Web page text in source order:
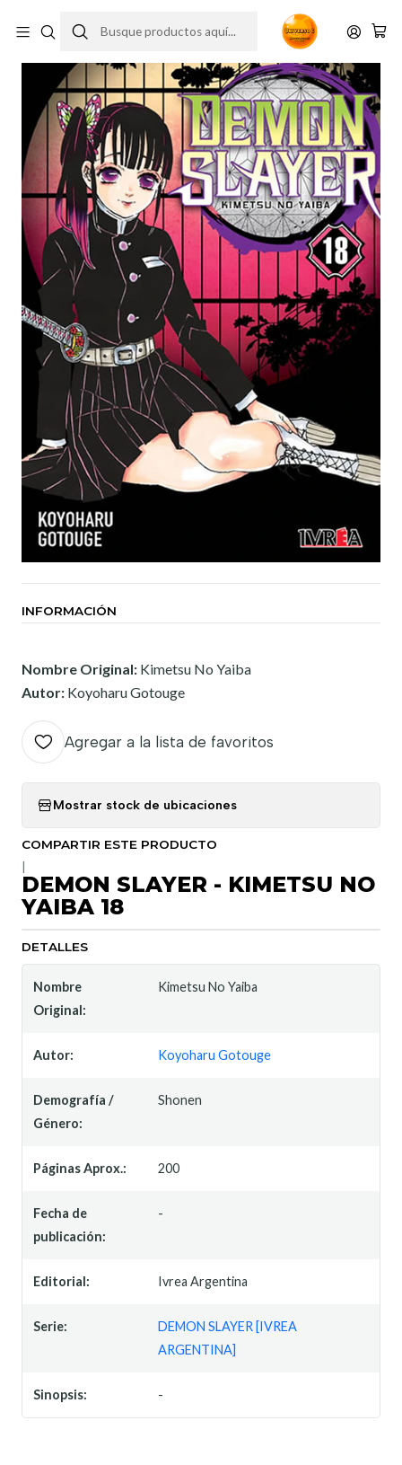
INFORMACIÓN
Nombre Original: Kimetsu No Yaiba
Autor: Koyoharu Gotouge
Agregar a la lista de favoritos
Mostrar stock de ubicaciones
COMPARTIR ESTE PRODUCTO
DEMON SLAYER - KIMETSU NO
YAIBA 18
DETALLES
Nombre
Original:
Kimetsu No Yaiba
Autor: Koyoharu Gotouge
Demografía /
Género:
Shonen
Páginas Aprox.: 200
Fecha de
publicación:
-
Editorial: Ivrea Argentina
Serie:
DEMON SLAYER [IVREA
ARGENTINA]
Sinopsis: -